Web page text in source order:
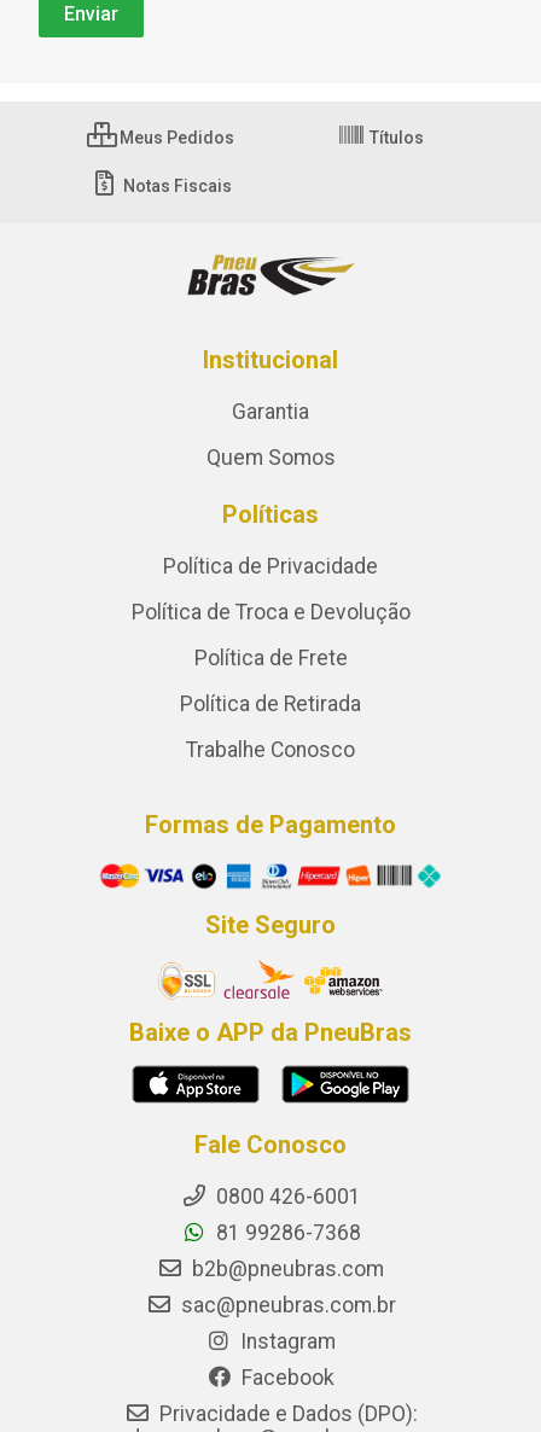
Meus Pedidos Títulos
Notas Fiscais
Institucional
Garantia
Quem Somos
Políticas
Política de Privacidade
Política de Troca e Devolução
Política de Frete
Política de Retirada
Trabalhe Conosco
Formas de Pagamento
Site Seguro
Baixe o APP da PneuBras
Fale Conosco
0800 426-6001
81 99286-7368
b2b@pneubras.com
sac@pneubras.com.br
Instagram
Facebook
Privacidade e Dados (DPO):